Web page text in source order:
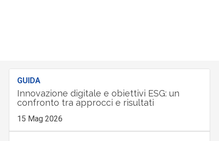
GUIDA
Innovazione digitale e obiettivi ESG: un
confronto tra approcci e risultati
15 Mag 2026